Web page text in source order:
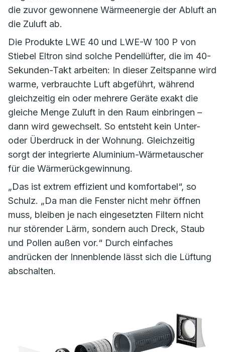
die zuvor gewonnene Wärmeenergie der Abluft an
die Zuluft ab.
Die Produkte LWE 40 und LWE-W 100 P von
Stiebel Eltron sind solche Pendellüfter, die im 40-
Sekunden-Takt arbeiten: In dieser Zeitspanne wird
warme, verbrauchte Luft abgeführt, während
gleichzeitig ein oder mehrere Geräte exakt die
gleiche Menge Zuluft in den Raum einbringen –
dann wird gewechselt. So entsteht kein Unter-
oder Überdruck in der Wohnung. Gleichzeitig
sorgt der integrierte Aluminium-Wärmetauscher
für die Wärmerückgewinnung.
„Das ist extrem effizient und komfortabel“, so
Schulz. „Da man die Fenster nicht mehr öffnen
muss, bleiben je nach eingesetzten Filtern nicht
nur störender Lärm, sondern auch Dreck, Staub
und Pollen außen vor.“ Durch einfaches
andrücken der Innenblende lässt sich die Lüftung
abschalten.